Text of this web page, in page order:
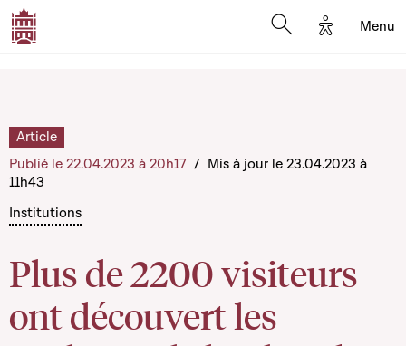
Options
Menu
Institutions
Plus de 2200 visiteurs
ont découvert les
Article
Publié le 22.04.2023 à 20h17 / Mis à jour le 23.04.2023 à
11h43